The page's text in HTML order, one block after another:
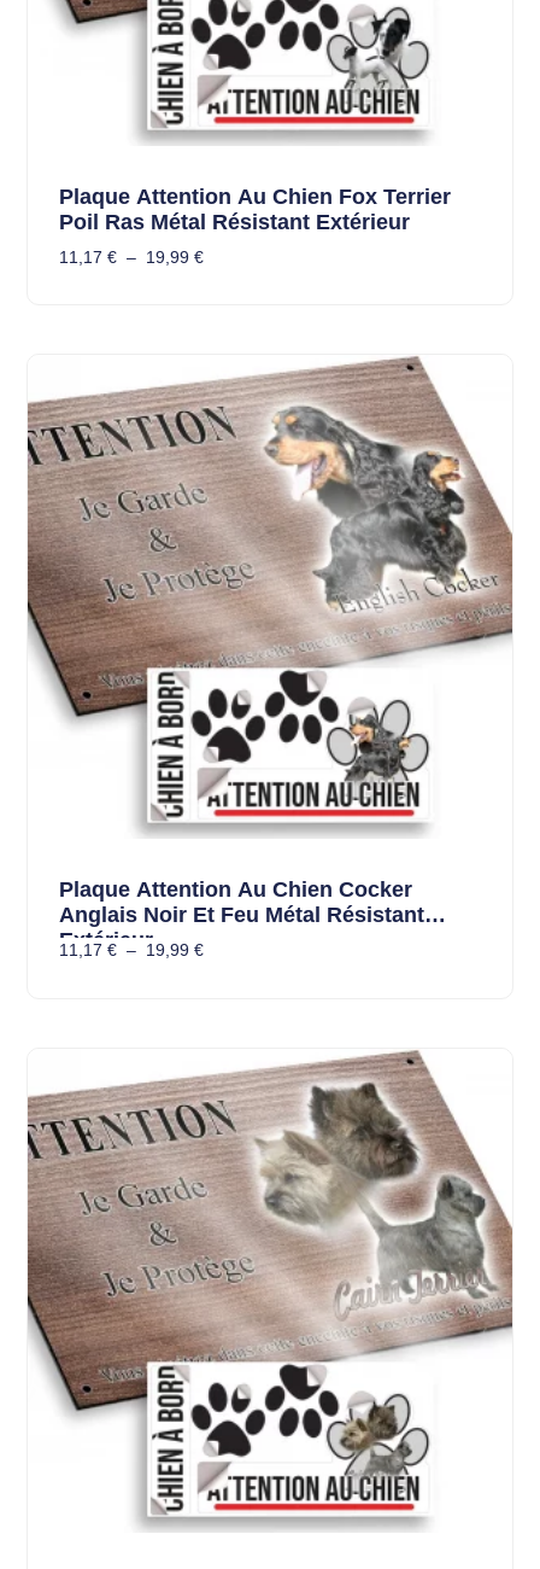
Plaque Attention Au Chien Fox Terrier
Poil Ras Métal Résistant Extérieur
11,17 € – 19,99 €
Plaque Attention Au Chien Cocker
Anglais Noir Et Feu Métal Résistant
Extérieur
11,17 € – 19,99 €